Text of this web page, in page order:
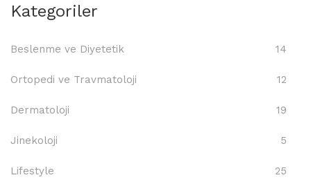
Kategoriler
Beslenme ve Diyetetik 14
Ortopedi ve Travmatoloji 12
Dermatoloji 19
Jinekoloji 5
Lifestyle 25